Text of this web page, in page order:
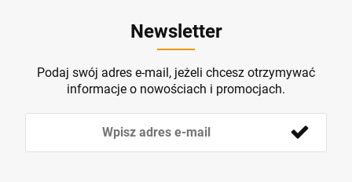
Newsletter
Podaj swój adres e-mail, jeżeli chcesz otrzymywać
informacje o nowościach i promocjach.